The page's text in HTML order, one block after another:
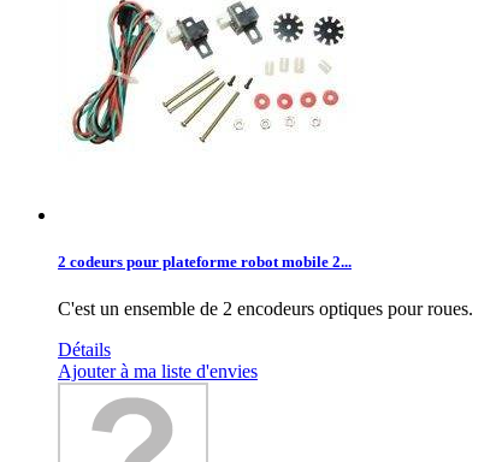
2 codeurs pour plateforme robot mobile 2...
C'est un ensemble de 2 encodeurs optiques pour roues.
Détails
Ajouter à ma liste d'envies